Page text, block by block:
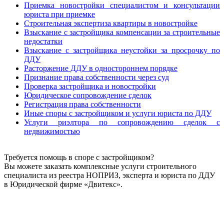
Приемка новостройки специалистом и консультации
юриста при приемке
Строительная экспертиза квартиры в новостройке
Взыскание с застройщика компенсации за строительные
недостатки
Взыскание с застройщика неустойки за просрочку по
ДДУ
Расторжение ДДУ в одностороннем порядке
Признание права собственности через суд
Проверка застройщика и новостройки
Юридическое сопровождение сделок
Регистрация права собственности
Иные споры с застройщиком и услуги юриста по ДДУ
Услуги риэлтора по сопровождению сделок с
недвижимостью
Требуется помощь в споре с застройщиком?
Вы можете заказать комплексные услуги строительного
специалиста из реестра НОПРИЗ, эксперта и юриста по ДДУ
в Юридической фирме «Двитекс».